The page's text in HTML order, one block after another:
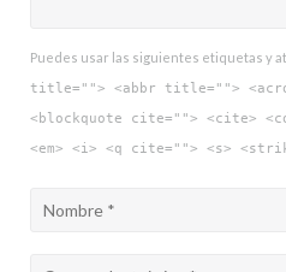
Puedes usar las siguientes etiquetas y
title=""> <abbr title="">
<blockquote cite=""> <cite>
<em> <i> <q cite=""> <s>